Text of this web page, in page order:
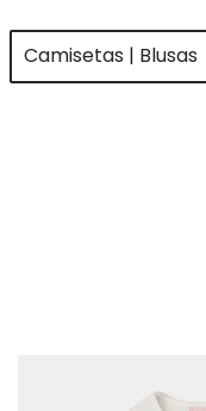
Camisetas | Blusas